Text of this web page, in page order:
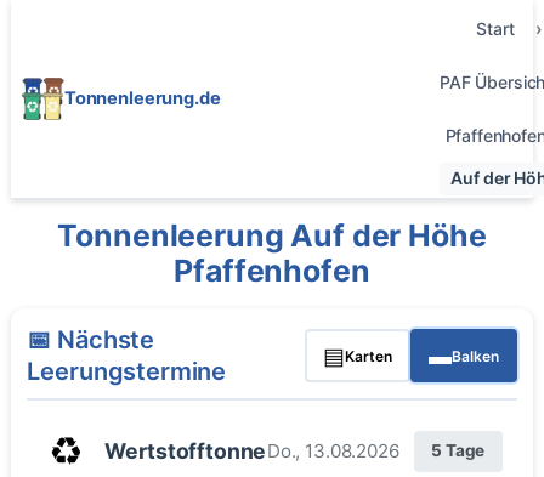
Tonnenleerung.de
Start
PAF
Auf der
Tonnenleerung Auf der Höhe
Pfaffenhofen
📅 Nächste
Leerungstermine
▤Karten ▬Balken
♻️ WertstofftonneDo., 13.08.2026 5 Tage